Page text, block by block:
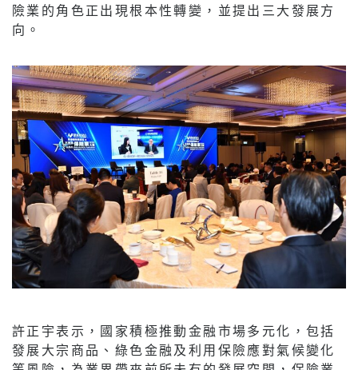
險業的角色正出現根本性轉變，並提出三大發展方
向。
許正宇表示，國家積極推動金融市場多元化，包括
發展大宗商品、綠色金融及利用保險應對氣候變化